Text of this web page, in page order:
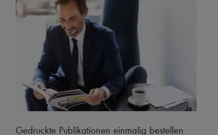
Gedruckte Publikationen einmalig bestellen